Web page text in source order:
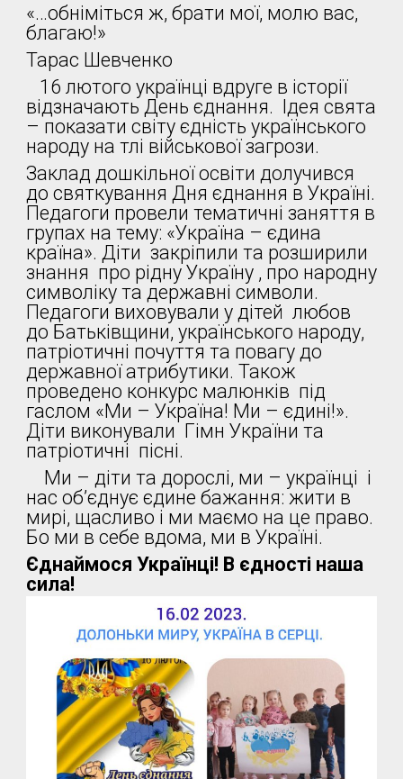
«…обніміться ж, брати мої, молю вас,
благаю!»
Тарас Шевченко
16 лютого українці вдруге в історії
відзначають День єднання. Ідея свята
– показати світу єдність українського
народу на тлі військової загрози.
Заклад дошкільної освіти долучився
до святкування Дня єднання в Україні.
Педагоги провели тематичні заняття в
групах на тему: «Україна – єдина
країна». Діти закріпили та розширили
знання про рідну Україну , про народну
символіку та державні символи.
Педагоги виховували у дітей любов
до Батьківщини, українського народу,
патріотичні почуття та повагу до
державної атрибутики. Також
проведено конкурс малюнків під
гаслом «Ми – Україна! Ми – єдині!».
Діти виконували Гімн України та
патріотичні пісні.
Ми – діти та дорослі, ми – українці і
нас об’єднує єдине бажання: жити в
мирі, щасливо і ми маємо на це право.
Бо ми в себе вдома, ми в Україні.
Єднаймося Українці! В єдності наша
сила!